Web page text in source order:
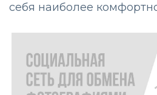
себя наиболее